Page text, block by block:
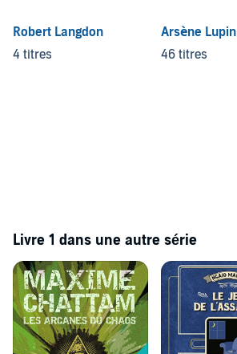
Robert Langdon
4 titres
Arsène Lupin
46 titres
Livre 1 dans une autre série